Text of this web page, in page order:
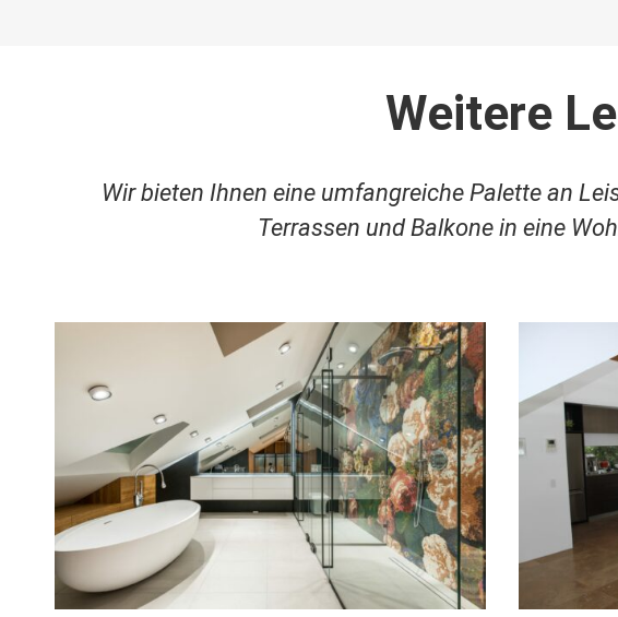
Weitere
Wir bieten Ihnen eine umfangreiche Palette an
Terrassen und Balkone in eine